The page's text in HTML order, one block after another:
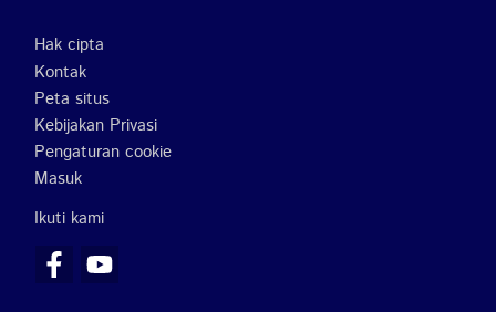
Footer
Hak cipta
Kontak
Peta situs
Kebijakan Privasi
Pengaturan cookie
Masuk
Ikuti kami